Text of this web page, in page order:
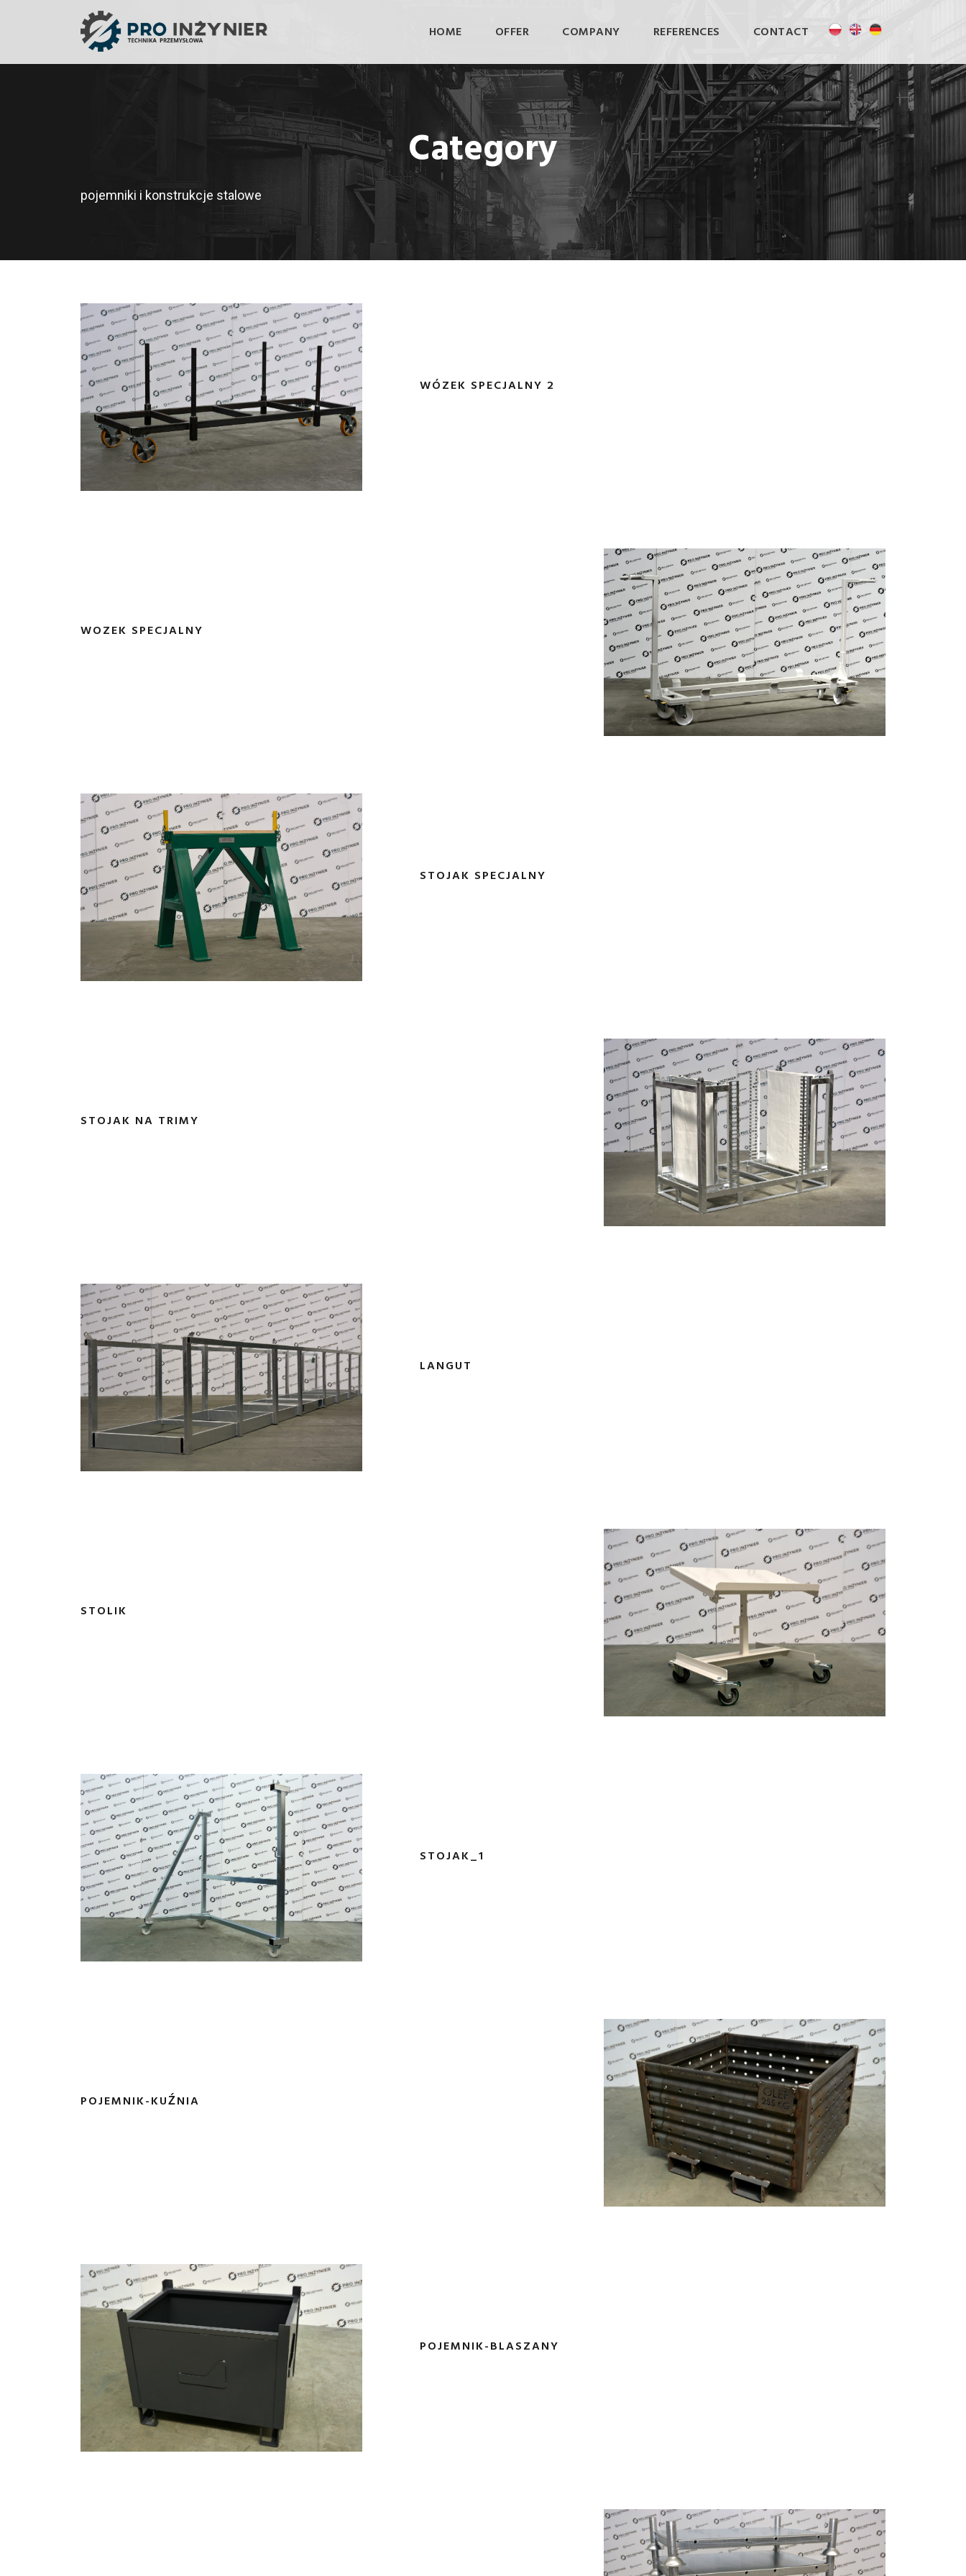
HOME OFFER COMPANY REFERENCES CONTACT
Category
pojemniki i konstrukcje stalowe
WÓZEK SPECJALNY 2
WOZEK SPECJALNY
STOJAK SPECJALNY
STOJAK NA TRIMY
LANGUT
STOLIK
STOJAK_1
POJEMNIK-KUŹNIA
POJEMNIK-BLASZANY